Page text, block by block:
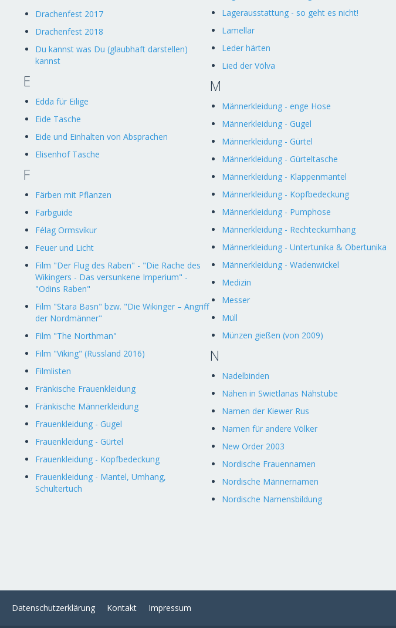
Drachenfest 2017
Drachenfest 2018
Du kannst was Du (glaubhaft darstellen)
kannst
E
Edda für Eilige
Eide Tasche
Eide und Einhalten von Absprachen
Elisenhof Tasche
F
Färben mit Pflanzen
Farbguide
Félag Ormsvíkur
Feuer und Licht
Film "Der Flug des Raben" - "Die Rache des
Wikingers - Das versunkene Imperium" -
"Odins Raben"
Film "Stara Basn" bzw. "Die Wikinger – Angriff
der Nordmänner"
Film "The Northman"
Film "Viking" (Russland 2016)
Filmlisten
Fränkische Frauenkleidung
Fränkische Männerkleidung
Frauenkleidung - Gugel
Frauenkleidung - Gürtel
Frauenkleidung - Kopfbedeckung
Frauenkleidung - Mantel, Umhang,
Schultertuch
Lagerausstattung - so geht es nicht!
Lamellar
Leder härten
Lied der Völva
M
Männerkleidung - enge Hose
Männerkleidung - Gugel
Männerkleidung - Gürtel
Männerkleidung - Gürteltasche
Männerkleidung - Klappenmantel
Männerkleidung - Kopfbedeckung
Männerkleidung - Pumphose
Männerkleidung - Rechteckumhang
Männerkleidung - Untertunika & Obertunika
Männerkleidung - Wadenwickel
Medizin
Messer
Müll
Münzen gießen (von 2009)
N
Nadelbinden
Nähen in Swietlanas Nähstube
Namen der Kiewer Rus
Namen für andere Völker
New Order 2003
Nordische Frauennamen
Nordische Männernamen
Nordische Namensbildung
Datenschutzerklärung Kontakt Impressum